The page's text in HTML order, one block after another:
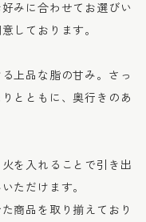
みに合わせてお選びい
しております。
上品な脂の甘み。さっ
とともに、奥行きのあ
を入れることで引き出
ただけます。
商品を取り揃えており